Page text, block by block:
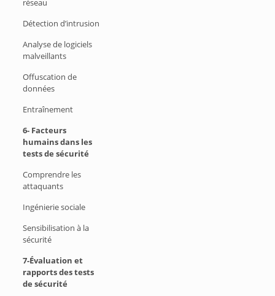
réseau
Détection d’intrusion
Analyse de logiciels
malveillants
Offuscation de
données
Entraînement
6- Facteurs
humains dans les
tests de sécurité
Comprendre les
attaquants
Ingénierie sociale
Sensibilisation à la
sécurité
7-Évaluation et
rapports des tests
de sécurité